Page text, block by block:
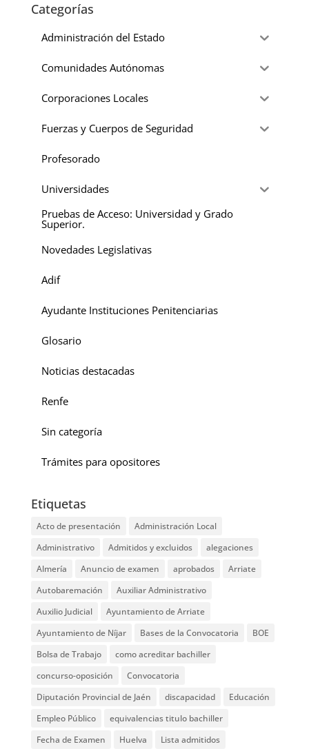
Categorías
Administración del Estado
Comunidades Autónomas
Corporaciones Locales
Fuerzas y Cuerpos de Seguridad
Profesorado
Universidades
Pruebas de Acceso: Universidad y Grado
Superior.
Novedades Legislativas
Adif
Ayudante Instituciones Penitenciarias
Glosario
Noticias destacadas
Renfe
Sin categoría
Trámites para opositores
Etiquetas
Acto de presentación
Administración Local
Administrativo
Admitidos y excluidos
alegaciones
Almería
Anuncio de examen aprobados
Arriate
Autobaremación
Auxiliar Administrativo
Auxilio Judicial
Ayuntamiento de Arriate
Ayuntamiento de Níjar
Bases de la Convocatoria
BOE
Bolsa de Trabajo
como acreditar bachiller
concurso-oposición
Convocatoria
Diputación Provincial de Jaén
discapacidad
Educación
Empleo Público
equivalencias titulo bachiller
Fecha de Examen
Huelva
Lista admitidos